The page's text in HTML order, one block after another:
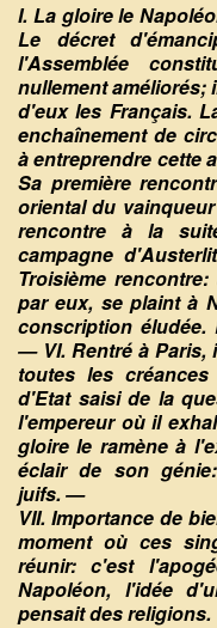
I. La gloire le
Le décret
l'Assemblée
nullement améliorés;
d'eux les Français.
enchaînement de
à entreprendre cette
Sa première
oriental du
rencontre à la
campagne
Troisième
par eux, se plaint à
conscription
— VI. Rentré à Paris,
toutes les
d'Etat saisi de la
l'empereur où il
gloire le ramène à
éclair de son
juifs. —
VII. Importance de
moment où ces
réunir: c'est
Napoléon, l'idée
pensait des religions.